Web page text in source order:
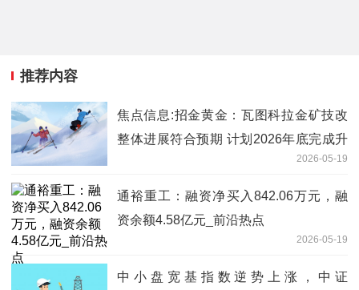
推荐内容
焦点信息:招金黄金：瓦图科拉金矿技改
整体进展符合预期 计划2026年底完成升
2026-05-19
通裕重工：融资净买入842.06万元，融
资余额4.58亿元_前沿热点
2026-05-19
中小盘宽基指数逆势上涨，中证